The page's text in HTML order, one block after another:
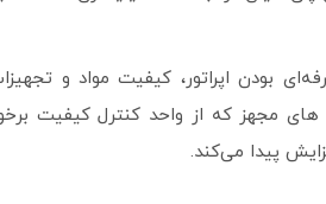
بودن اپراتور، کیفیت مواد و
ه­ای مجهز که از واحد کنترل کیفیت